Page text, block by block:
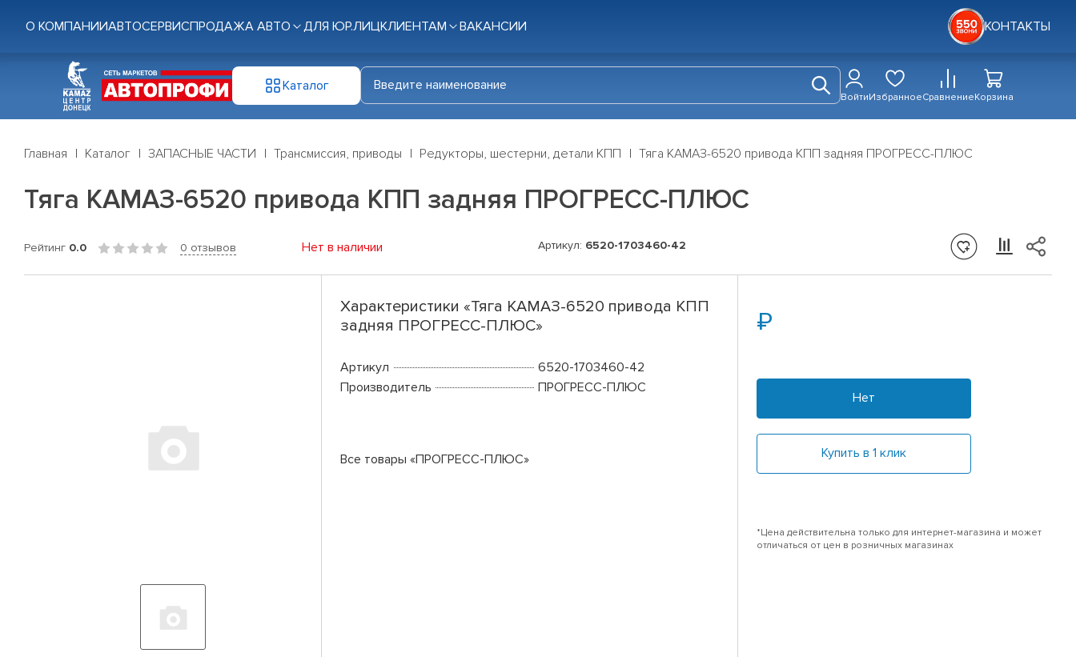
О КОМПАНИИАВТОСЕРВИСПРОДАЖА АВТО ДЛЯ ЮР.ЛИЦКЛИЕНТАМ ВАКАНСИИ КОНТАКТЫ
Каталог
ВойтиИзбранноеСравнениеКорзина
Главная Каталог ЗАПАСНЫЕ ЧАСТИ Трансмиссия, приводы Редукторы, шестерни, детали КПП Тяга КАМАЗ-6520 привода КПП задняя ПРОГРЕСС-ПЛЮС
Тяга КАМАЗ-6520 привода КПП задняя ПРОГРЕСС-ПЛЮС
Рейтинг 0.0 0 отзывов Нет в наличии Артикул: 6520-1703460-42
Характеристики «Тяга КАМАЗ-6520 привода КПП
задняя ПРОГРЕСС-ПЛЮС»
Артикул
6520-1703460-42
Производитель
ПРОГРЕСС-ПЛЮС
Все товары «ПРОГРЕСС-ПЛЮС»
Нет
Купить в 1 клик
*Цена действительна только для интернет-магазина и может
отличаться от цен в розничных магазинах